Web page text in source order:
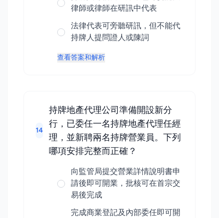
律師或律師在研訊中代表
法律代表可旁聽研訊，但不能代
持牌人提問證人或陳詞
查看答案和解析
14
持牌地產代理公司準備開設新分
行，已委任一名持牌地產代理任經
理，並新聘兩名持牌營業員。下列
哪項安排完整而正確？
向監管局提交營業詳情說明書申
請後即可開業，批核可在首宗交
易後完成
完成商業登記及內部委任即可開